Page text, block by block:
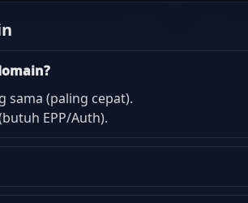
sama (paling cepat).
EPP/Auth).